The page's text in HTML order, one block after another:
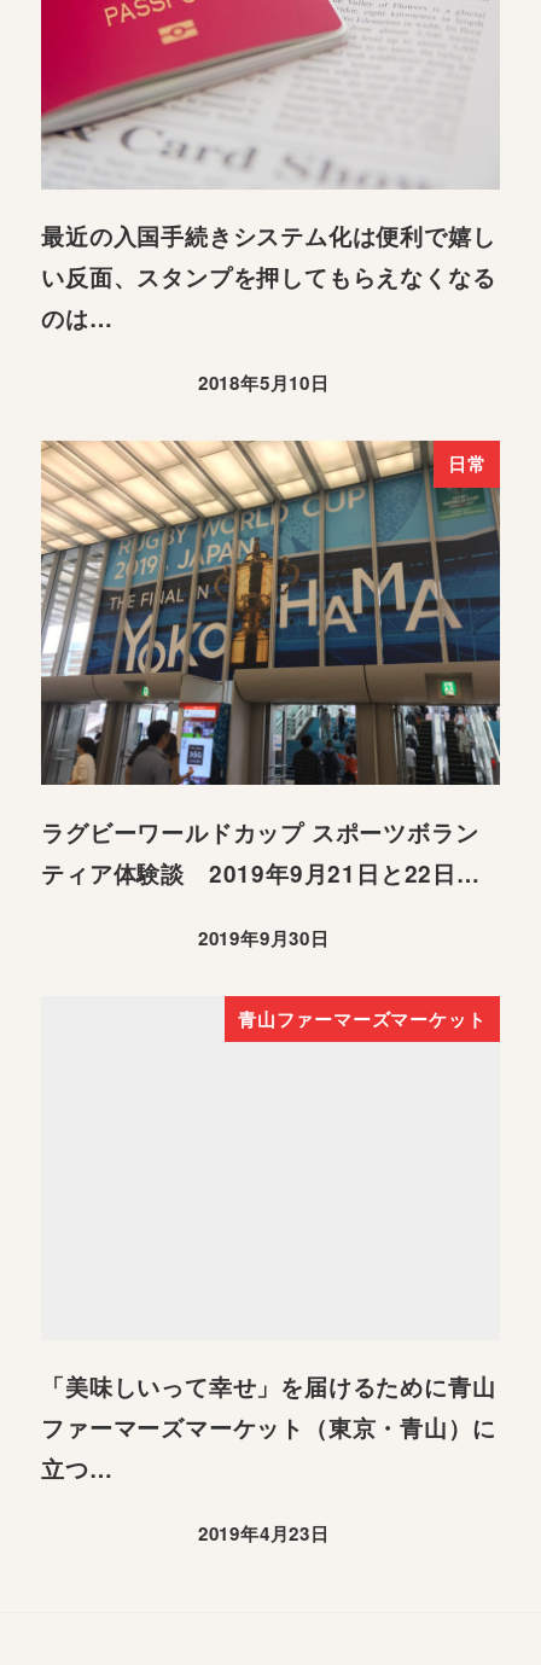
最近の入国手続きシステム化は便利で嬉し
い反面、スタンプを押してもらえなくなる
のは…
2018年5月10日
日常
ラグビーワールドカップ スポーツボラン
ティア体験談 2019年9月21日と22日…
2019年9月30日
青山ファーマーズマーケット
「美味しいって幸せ」を届けるために青山
ファーマーズマーケット（東京・青山）に
立つ…
2019年4月23日